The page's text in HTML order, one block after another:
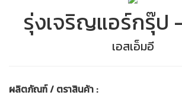
รุ่งเจริญแอร์กรุ๊ป
เอสเอ็มอี
ผลิตภัณฑ์ / ตราสินค้า :